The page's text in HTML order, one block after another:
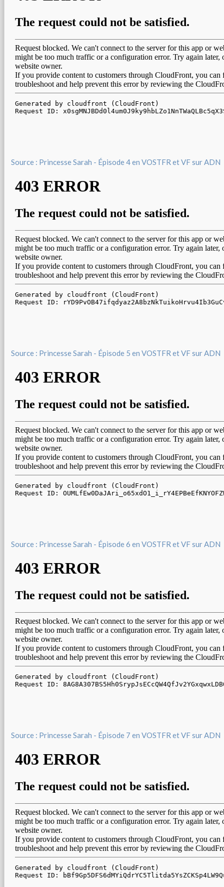
Source : Princesse Sarah - Épisode 4 en VOSTFR et VF sur ADN
Source : Princesse Sarah - Épisode 5 en VOSTFR et VF sur ADN
Source : Princesse Sarah - Épisode 6 en VOSTFR et VF sur ADN
Source : Princesse Sarah - Épisode 7 en VOSTFR et VF sur ADN